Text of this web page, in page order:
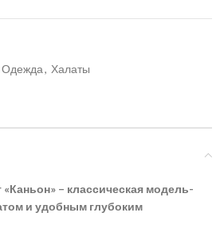
, Халаты
– классическая модель-
и удобным глубоким